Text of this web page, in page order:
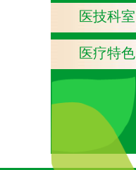
医技科室
医疗特色